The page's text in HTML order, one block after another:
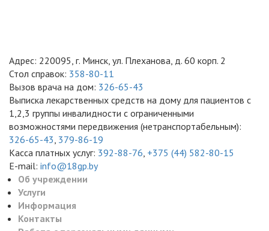
Адрес: 220095, г. Минск, ул. Плеханова, д. 60 корп. 2
Стол справок: 358-80-11
Вызов врача на дом: 326-65-43
Выписка лекарственных средств на дому для пациентов с
1,2,3 группы инвалидности с ограниченными
возможностями передвижения (нетранспортабельным):
326-65-43, 379-86-19
Касса платных услуг: 392-88-76, +375 (44) 582-80-15
E-mail: info@18gp.by
Об учреждении
Услуги
Информация
Контакты